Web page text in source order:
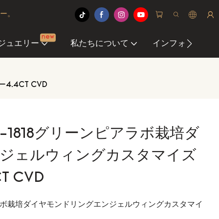
。
ュエリー
new
私たちについて インフォメーシ
4.4CT CVD
グリーンピアラボ栽培ダ
ェルウィングカスタマイズ
CVD
栽培ダイヤモンドリングエンジェルウィングカスタマイ